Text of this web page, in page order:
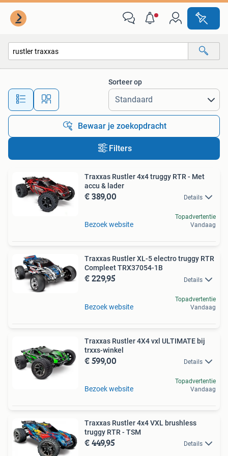
Alle afstanden…
Sorteer op
Bewaar je zoekopdracht
Filters
Traxxas Rustler 4x4 truggy RTR - Met
accu & lader
€ 389,00 Details
Bezoek website
Topadvertentie
Vandaag
Traxxas Rustler XL-5 electro truggy RTR
Compleet TRX37054-1B
€ 229,95 Details
Bezoek website
Topadvertentie
Vandaag
Traxxas Rustler 4X4 vxl ULTIMATE bij
trxxs-winkel
€ 599,00 Details
Bezoek website
Topadvertentie
Vandaag
Traxxas Rustler 4x4 VXL brushless
truggy RTR - TSM
€ 449,95 Details